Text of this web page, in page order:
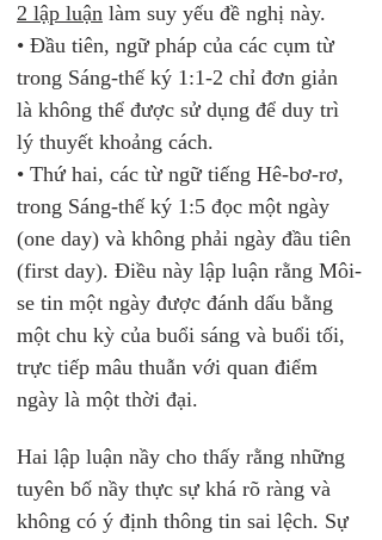
2 lập luận làm suy yếu đề nghị này.
• Đầu tiên, ngữ pháp của các cụm từ
trong Sáng-thế ký 1:1-2 chỉ đơn giản
là không thể được sử dụng để duy trì
lý thuyết khoảng cách.
• Thứ hai, các từ ngữ tiếng Hê-bơ-rơ,
trong Sáng-thế ký 1:5 đọc một ngày
(one day) và không phải ngày đầu tiên
(first day). Điều này lập luận rằng Môi-
se tin một ngày được đánh dấu bằng
một chu kỳ của buổi sáng và buổi tối,
trực tiếp mâu thuẫn với quan điểm
ngày là một thời đại.
Hai lập luận nầy cho thấy rằng những
tuyên bố nầy thực sự khá rõ ràng và
không có ý định thông tin sai lệch. Sự